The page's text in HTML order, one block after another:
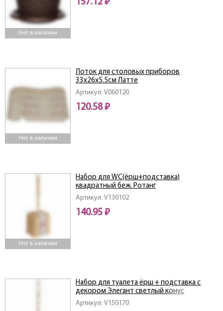
Нет в наличии
157.12 ₽
Нет в наличии
Артикул: V060120
Лоток для столовых приборов
33х26х5.5см Латте
120.58 ₽
Нет в наличии
Артикул: V130102
Набор для WC(ёрш+подставка)
квадратный беж. Ротанг
140.95 ₽
Артикул: V150170
Набор для туалета ёрш + подставка с
декором Элегант светлый конус